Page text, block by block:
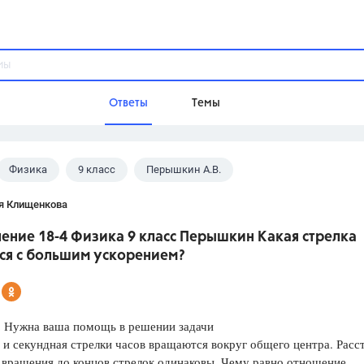
Ответы Темы
Домашнее задание
Школа
Разумовская М.М.,Габриелян
Физика 9 класс Перышкин А.В.
Клищенкова
18-4 Физика 9 класс Перышкин Какая стрелка
с большим ускорением?
Нужна ваша помощь в решении задачи
секундная стрелки часов вращаются вокруг общего центра.